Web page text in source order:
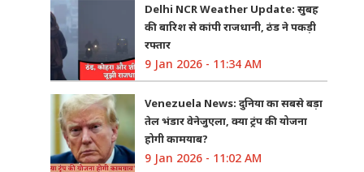
Delhi NCR Weather Update: सुबह
की बारिश से कांपी राजधानी, ठंड ने पकड़ी
रफ्तार
9 Jan 2026 - 11:34 AM
Venezuela News: दुनिया का सबसे बड़ा
तेल भंडार वेनेजुएला, क्या ट्रंप की योजना
होगी कामयाब?
9 Jan 2026 - 11:02 AM